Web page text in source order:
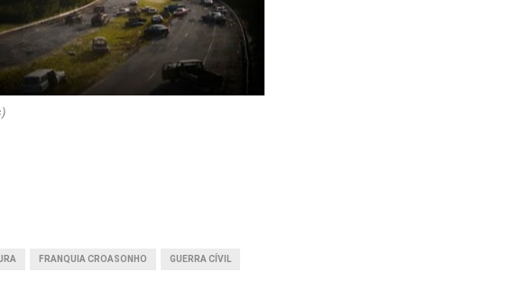
FRANQUIA CROASONHO GUERRA CÍVIL